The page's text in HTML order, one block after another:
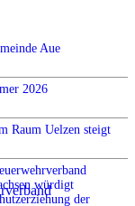
Aue
2026
Raum Uelzen steigt
würdigt
der